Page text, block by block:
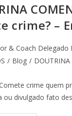
crime? –
& Coach Delegado
/ Blog /
crime quem
ou divulgado fato